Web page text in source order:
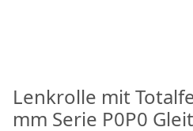
Lenkrolle mit
mm Serie P0P0